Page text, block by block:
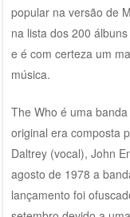
popular na versão de
na lista dos 200
e é com certeza um
música.
The Who é uma
original era composta
Daltrey (vocal), John
agosto de 1978 a
lançamento foi